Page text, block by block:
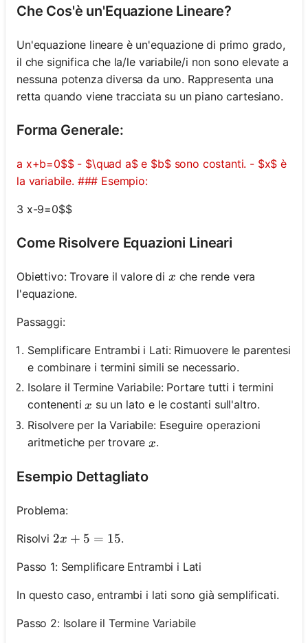
Che Cos'è un'Equazione Lineare?
Un'equazione lineare è un'equazione di primo grado,
il che significa che la/le variabile/i non sono elevate a
nessuna potenza diversa da uno. Rappresenta una
retta quando viene tracciata su un piano cartesiano.
Forma Generale:
a x+b=0$$ - $\quad a$ e $b$ sono costanti. - $x$ è
la variabile. ### Esempio:
3 x-9=0$$
Come Risolvere Equazioni Lineari
Obiettivo: Trovare il valore di x
x che rende vera
l'equazione.
Passaggi:
Semplificare Entrambi i Lati: Rimuovere le parentesi
e combinare i termini simili se necessario.
Isolare il Termine Variabile: Portare tutti i termini
contenentix
x su un lato e le costanti sull'altro.
Risolvere per la Variabile: Eseguire operazioni
aritmetiche per trovarex
x.
Esempio Dettagliato
Problema:
Risolvi 2 x+5=15
2x + 5 = 15.
Passo 1: Semplificare Entrambi i Lati
In questo caso, entrambi i lati sono già semplificati.
Passo 2: Isolare il Termine Variabile